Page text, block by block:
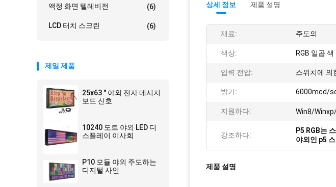
액정 화면 텔레비전 (6)
LCD 터치 스크린 (6)
제일 제품
25x63 " 야외 전자 메시지
보드 신호
10240 도트 야외 LED 디
스플레이 이사회
P10 모듈 야외 주도하는
디지털 사인
상세 정보 제품 설명
재료: 주도의
색상: RGB 일곱 색
입력 전압: 스위치에 의
밝기: 6000mcd/
지원하다: Win8/
강조하다:
P5 RGB는
야외인 p5
제품 설명